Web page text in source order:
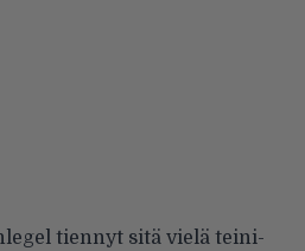
tiennyt sitä vielä teini-